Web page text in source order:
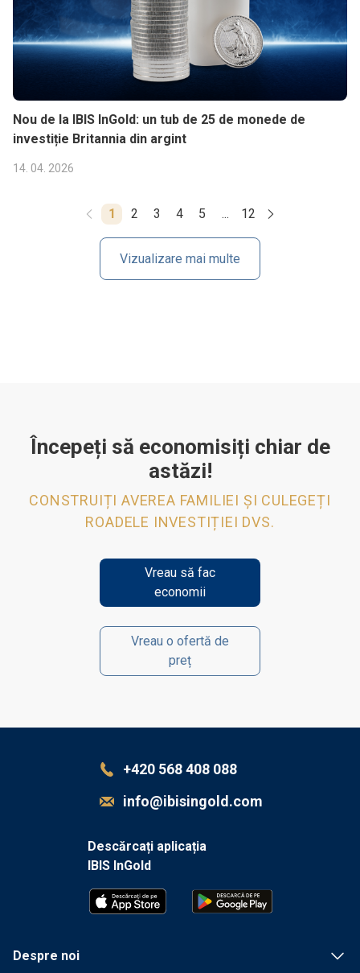
Nou de la IBIS InGold: un tub de 25 de monede de
investiție Britannia din argint
14. 04. 2026
1 2 3 4 5 ... 12
Vizualizare mai multe
Începeți să economisiți chiar de
astăzi!
CONSTRUIȚI AVEREA FAMILIEI ȘI CULEGEȚI
ROADELE INVESTIȚIEI DVS.
Vreau să fac
economii
Vreau o ofertă de
preț
+420 568 408 088
info@ibisingold.com
Descărcați aplicația
IBIS InGold
Despre noi